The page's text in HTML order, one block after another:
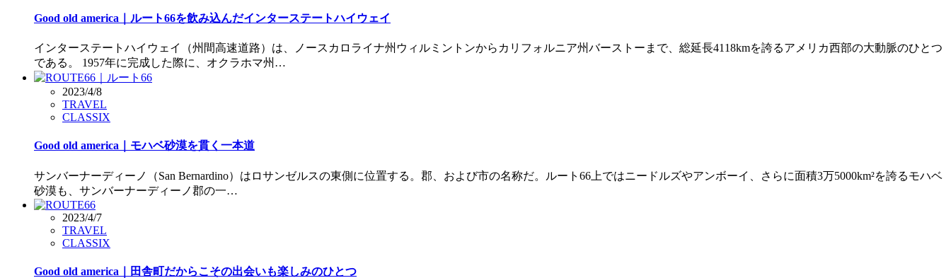
Good old america｜ルート66を飲み込んだインターステートハイウェイ
インターステートハイウェイ（州間高速道路）は、ノースカロライナ州ウィルミントンからカリフォルニア州バーストーまで、総延長4118kmを誇るアメリカ西部の大動脈のひとつ
である。 1957年に完成した際に、オクラホマ州…
2023/4/8
TRAVEL
CLASSIX
Good old america｜モハベ砂漠を貫く一本道
サンバーナーディーノ（San Bernardino）はロサンゼルスの東側に位置する。郡、および市の名称だ。ルート66上ではニードルズやアンボーイ、さらに面積3万5000km²を誇るモハベ
砂漠も、サンバーナーディーノ郡の一…
2023/4/7
TRAVEL
CLASSIX
Good old america｜田舎町だからこその出会いも楽しみのひとつ